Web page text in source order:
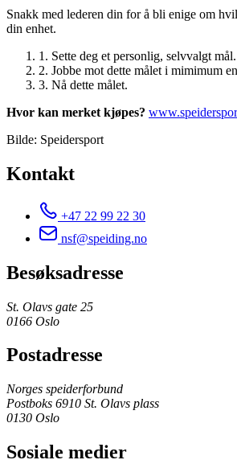
Snakk med lederen din for å bli enige om
din enhet.
1. Sette deg et personlig, selvvalgt mål.
2. Jobbe mot dette målet i mimimum
3. Nå dette målet.
Hvor kan merket kjøpes?
Bilde: Speidersport
Kontakt
+47 22 99 22 30
nsf@speiding.no
Besøksadresse
St. Olavs gate 25
0166 Oslo
Postadresse
Norges speiderforbund
Postboks 6910 St. Olavs plass
0130 Oslo
Sosiale medier